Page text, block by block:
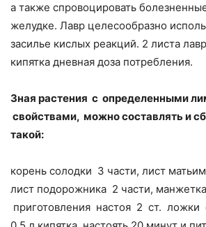
а также спровоцировать
желудке. Лавр целесообразно
засилье кислых реакций. 2 листа
кипятка дневная доза потребления.
Зная растения с определенными
свойствами, можно составлять и
такой:
корень солодки ­ 3 части, лист
лист подорожника ­ 2 части,
приготовления настоя 2 ст. ложки